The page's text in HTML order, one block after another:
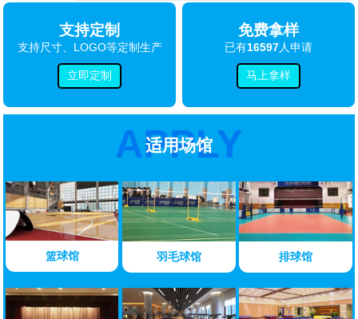
支持定制
支持尺寸、LOGO等定制生产
立即定制
免费拿样
已有16597人申请
马上拿样
APPLY
适用场馆
篮球馆 羽毛球馆 排球馆